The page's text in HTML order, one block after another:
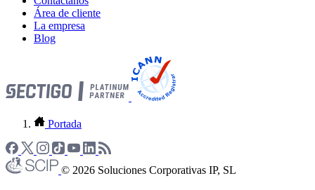
Área de cliente
La empresa
Blog
Portada
© 2026 Soluciones Corporativas IP, SL